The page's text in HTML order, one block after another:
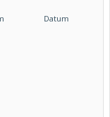
Datum